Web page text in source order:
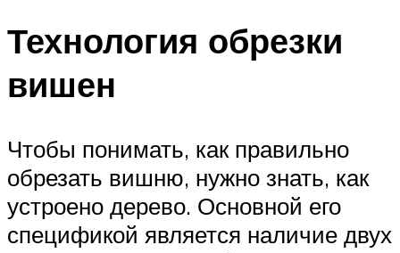
Технология обрезки
вишен
Чтобы понимать, как правильно
обрезать вишню, нужно знать, как
устроено дерево. Основной его
спецификой является наличие двух